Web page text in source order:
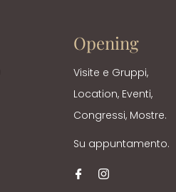
Opening
Visite e Gruppi,
Location, Eventi,
Congressi, Mostre.
Su appuntamento.